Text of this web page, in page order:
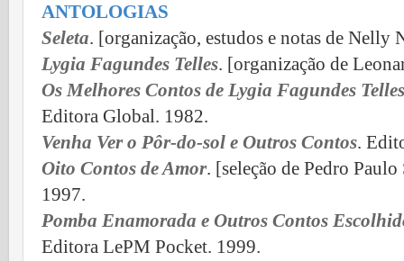
ANTOLOGIAS
Seleta. [organização, estudos e notas de Nelly
Lygia Fagundes Telles. [organização de
Os Melhores Contos de Lygia Fagundes Telles
Editora Global. 1982.
Venha Ver o Pôr-do-sol e Outros Contos.
Oito Contos de Amor. [seleção de Pedro
1997.
Pomba Enamorada e Outros Contos
Editora LePM Pocket. 1999.